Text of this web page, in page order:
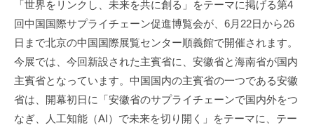
構
娜
「世界をリンクし、未来を共に創る」をテーマに掲げる第4
回中国国際サプライチェーン促進博覧会が、6月22日から26
日まで北京の中国国際展覧センター順義館で開催されます。
今展では、今回新設された主賓省に、安徽省と海南省が国内
主賓省となっています。中国国内の主賓省の一つである安徽
省は、開幕初日に「安徽省のサプライチェーンで国内外をつ
なぎ、人工知能（AI）で未来を切り開く」をテーマに、テー